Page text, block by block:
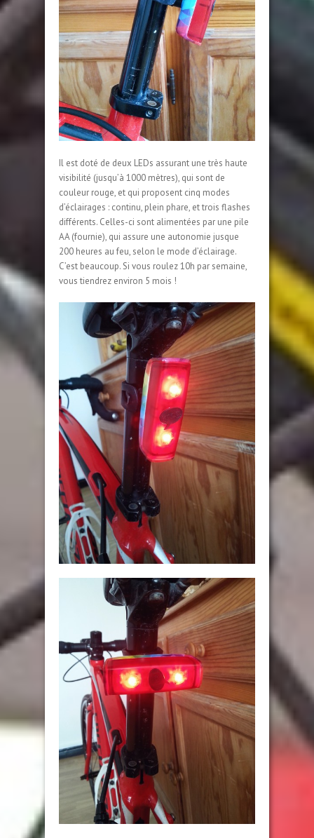
Il est doté de deux LEDs assurant une très haute
visibilité (jusqu’à 1000 mètres), qui sont de
couleur rouge, et qui proposent cinq modes
d’éclairages : continu, plein phare, et trois flashes
différents. Celles-ci sont alimentées par une pile
AA (fournie), qui assure une autonomie jusque
200 heures au feu, selon le mode d’éclairage.
C’est beaucoup. Si vous roulez 10h par semaine,
vous tiendrez environ 5 mois !